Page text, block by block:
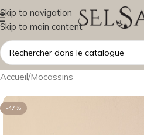
Skip to navigation
Skip to main content
Accueil/Mocassins
-47%